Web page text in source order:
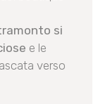
si
e le
verso